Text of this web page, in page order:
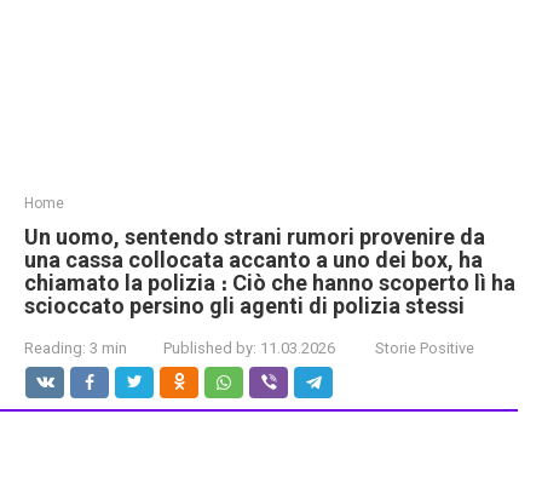
Home
Un uomo, sentendo strani rumori provenire da
una cassa collocata accanto a uno dei box, ha
chiamato la polizia ։ Ciò che hanno scoperto lì ha
scioccato persino gli agenti di polizia stessi
Reading: 3 min Published by: 11.03.2026 Storie Positive